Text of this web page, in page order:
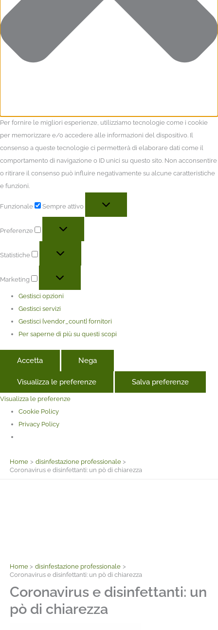
Per fornire le migliori esperienze, utilizziamo tecnologie come i cookie
per memorizzare e/o accedere alle informazioni del dispositivo. Il
consenso a queste tecnologie ci permetterà di elaborare dati come il
comportamento di navigazione o ID unici su questo sito. Non acconsentire
o ritirare il consenso può influire negativamente su alcune caratteristiche
e funzioni.
Funzionale Sempre attivo
Preferenze
Statistiche
Marketing
Gestisci opzioni
Gestisci servizi
Gestisci {vendor_count} fornitori
Per saperne di più su questi scopi
Accetta Nega
Visualizza le preferenze Salva preferenze
Visualizza le preferenze
Cookie Policy
Privacy Policy
Home
disinfestazione professionale
Coronavirus e disinfettanti: un pò di chiarezza
Home
disinfestazione professionale
Coronavirus e disinfettanti: un pò di chiarezza
Coronavirus e disinfettanti: un
pò di chiarezza